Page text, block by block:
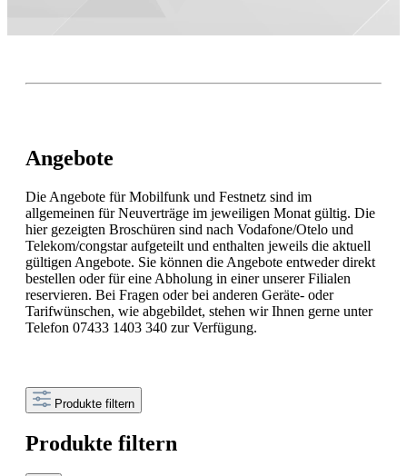
Angebote
Die Angebote für Mobilfunk und Festnetz sind im
allgemeinen für Neuverträge im jeweiligen Monat gültig. Die
hier gezeigten Broschüren sind nach Vodafone/Otelo und
Telekom/congstar aufgeteilt und enthalten jeweils die aktuell
gültigen Angebote. Sie können die Angebote entweder direkt
bestellen oder für eine Abholung in einer unserer Filialen
reservieren. Bei Fragen oder bei anderen Geräte- oder
Tarifwünschen, wie abgebildet, stehen wir Ihnen gerne unter
Telefon 07433 1403 340 zur Verfügung.
Produkte filtern
Produkte filtern